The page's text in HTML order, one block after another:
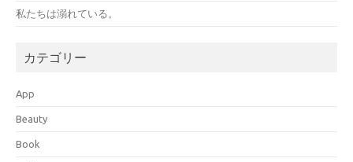
私たちは溺れている。
カテゴリー
App
Beauty
Book